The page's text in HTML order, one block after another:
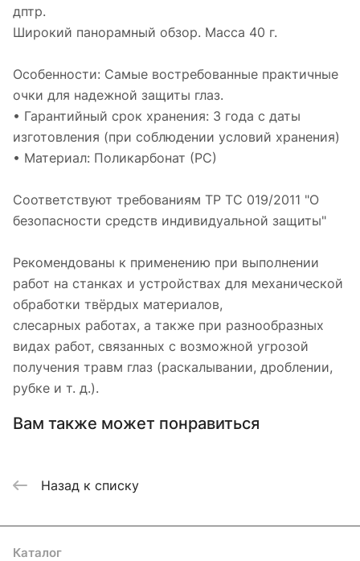
дптр.
Широкий панорамный обзор. Масса 40 г.
Особенности: Самые востребованные практичные
очки для надежной защиты глаз.
• Гарантийный срок хранения: 3 года с даты
изготовления (при соблюдении условий хранения)
• Материал: Поликарбонат (РС)
Соответствуют требованиям ТР ТС 019/2011 "О
безопасности средств индивидуальной защиты"
Рекомендованы к применению при выполнении
работ на станках и устройствах для механической
обработки твёрдых материалов,
слесарных работах, а также при разнообразных
видах работ, связанных с возможной угрозой
получения травм глаз (раскалывании, дроблении,
рубке и т. д.).
Вам также может понравиться
Назад к списку
Каталог